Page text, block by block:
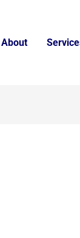
About